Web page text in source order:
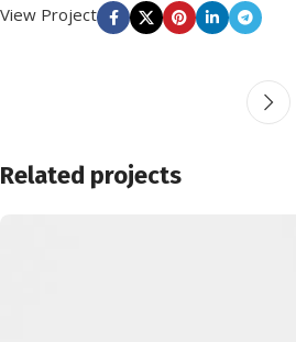
View Project
Related projects